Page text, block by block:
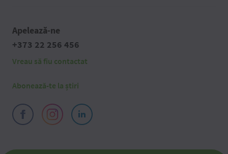
Apelează-ne
+373 22 256 456
Vreau să fiu contactat
Abonează-te la știri